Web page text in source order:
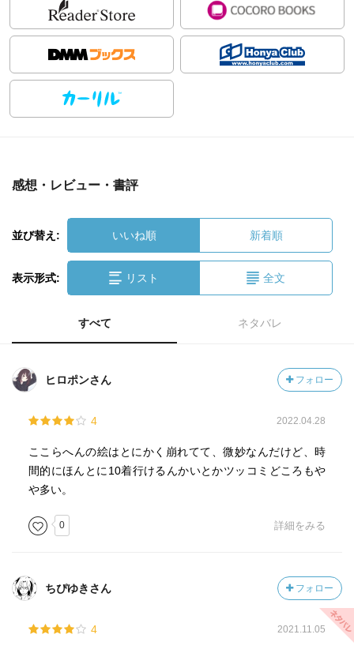
感想・レビュー・書評
並び替え: いいね順 新着順
表示形式: リスト 全文
すべて ネタバレ
ヒロポンさん フォロー
4 2022.04.28
ここらへんの絵はとにかく崩れてて、微妙なんだけど、時
間的にほんとに10着行けるんかいとかツッコミどころもや
や多い。
0 詳細をみる
ちぴゆきさん フォロー
4 2021.11.05